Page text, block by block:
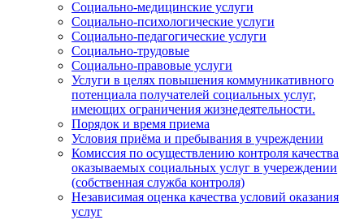
Социально-медицинские услуги
Социально-психологические услуги
Социально-педагогические услуги
Социально-трудовые
Социально-правовые услуги
Услуги в целях повышения коммуникативного
потенциала получателей социальных услуг,
имеющих ограничения жизнедеятельности.
Порядок и время приема
Условия приёма и пребывания в учреждении
Комиссия по осуществлению контроля качества
оказываемых социальных услуг в учереждении
(собственная служба контроля)
Независимая оценка качества условий оказания
услуг